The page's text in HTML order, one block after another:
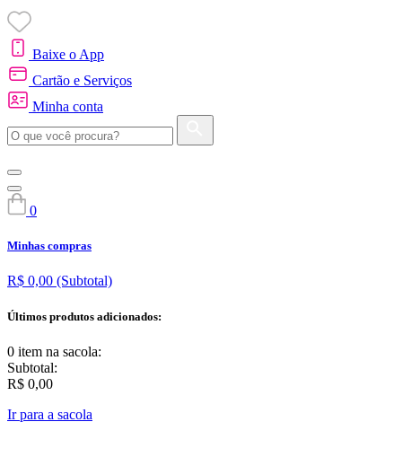
Baixe o App
Cartão e Serviços
Minha conta
0
Minhas compras
R$ 0,00 (Subtotal)
Últimos produtos adicionados:
0 item na sacola:
Subtotal:
R$ 0,00
Ir para a sacola